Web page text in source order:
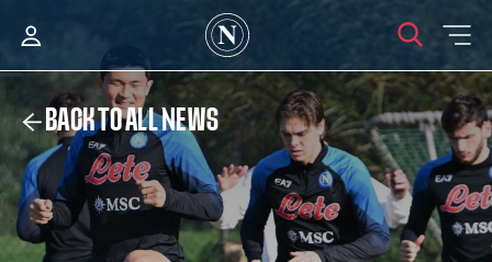
BACK TO ALL NEWS